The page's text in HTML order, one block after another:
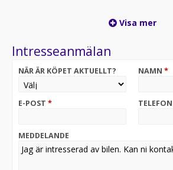
Besiktigad till 2027-03-31
Vi tar din bil i inbyte och löser dina
säljare för mer info!
alltid att ni ringer innan för att
Erbjuder visning alla dagar i veckan
videosamtal.
Visa mer
Intresseanmälan
NÄR ÄR KÖPET AKTUELLT? NAMN *
E-POST * TELEFON
MEDDELANDE